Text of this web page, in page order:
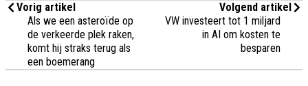
Vorig artikel
Als we een asteroïde op
de verkeerde plek raken,
komt hij straks terug als
een boemerang
Volgend artikel
VW investeert tot 1 miljard
in AI om kosten te
besparen